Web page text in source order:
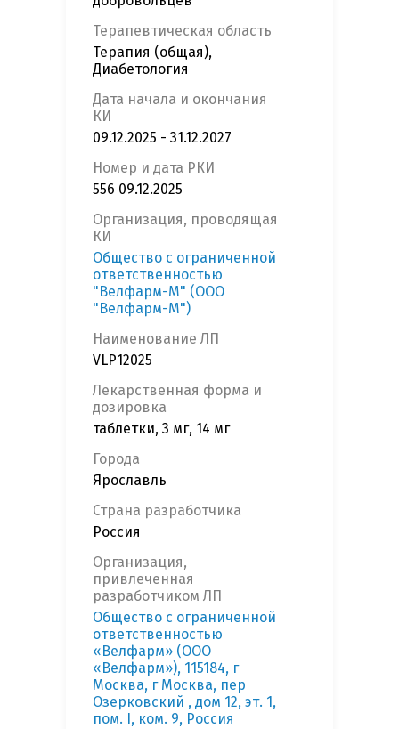
Терапевтическая область
Терапия (общая),
Диабетология
Дата начала и окончания
КИ
09.12.2025 - 31.12.2027
Номер и дата РКИ
556 09.12.2025
Организация, проводящая
КИ
Общество с ограниченной
ответственностью
"Велфарм-М" (ООО
"Велфарм-М")
Наименование ЛП
VLP12025
Лекарственная форма и
дозировка
таблетки, 3 мг, 14 мг
Города
Ярославль
Страна разработчика
Россия
Организация,
привлеченная
разработчиком ЛП
Общество с ограниченной
ответственностью
«Велфарм» (ООО
«Велфарм»), 115184, г
Москва, г Москва, пер
Озерковский , дом 12, эт. 1,
пом. I, ком. 9, Россия